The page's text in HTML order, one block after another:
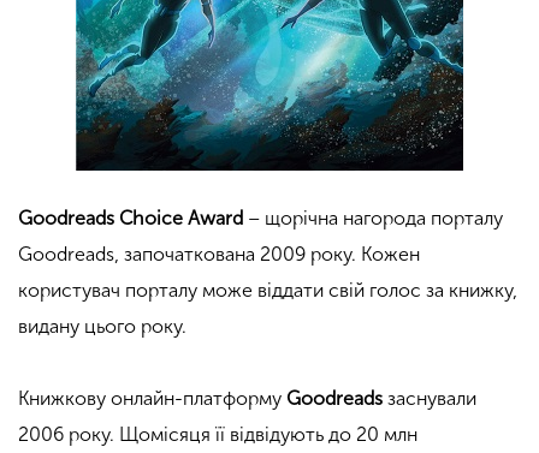
Goodreads Choice Award – щорічна нагорода порталу
Goodreads, започаткована 2009 року. Кожен
користувач порталу може віддати свій голос за книжку,
видану цього року.
Книжкову онлайн-платформу Goodreads заснували
2006 року. Щомісяця її відвідують до 20 млн